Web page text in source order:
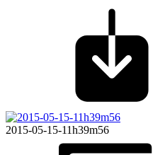
2015-05-15-11h39m56